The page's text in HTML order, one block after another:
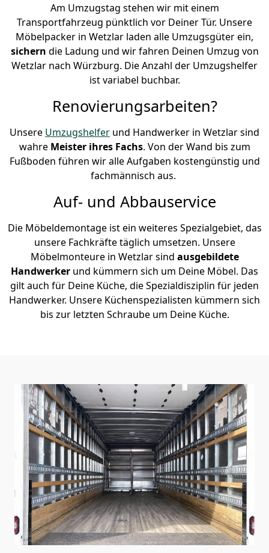
Am Umzugstag stehen wir mit einem
Transportfahrzeug pünktlich vor Deiner Tür. Unsere
Möbelpacker in Wetzlar laden alle Umzugsgüter ein,
sichern die Ladung und wir fahren Deinen Umzug von
Wetzlar nach Würzburg. Die Anzahl der Umzugshelfer
ist variabel buchbar.
Renovierungsarbeiten?
Unsere Umzugshelfer und Handwerker in Wetzlar sind
wahre Meister ihres Fachs. Von der Wand bis zum
Fußboden führen wir alle Aufgaben kostengünstig und
fachmännisch aus.
Auf- und Abbauservice
Die Möbeldemontage ist ein weiteres Spezialgebiet, das
unsere Fachkräfte täglich umsetzen. Unsere
Möbelmonteure in Wetzlar sind ausgebildete
Handwerker und kümmern sich um Deine Möbel. Das
gilt auch für Deine Küche, die Spezialdisziplin für jeden
Handwerker. Unsere Küchenspezialisten kümmern sich
bis zur letzten Schraube um Deine Küche.